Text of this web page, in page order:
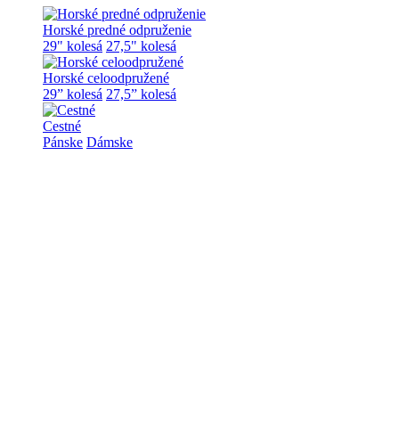
Horské predné odpruženie
29" kolesá 27,5" kolesá
Horské celoodpružené
29” kolesá 27,5” kolesá
Cestné
Pánske Dámske